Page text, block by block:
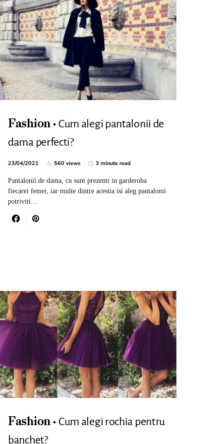
Fashion
Cum alegi pantalonii de
dama perfecti?
23/04/2021 560 views 3 minute read
Pantalonii de dama, cu sunt prezenti in garderoba
fiecarei femei, iar multe dintre acestia isi aleg pantalonii
potriviti…
Fashion
Cum alegi rochia pentru
banchet?